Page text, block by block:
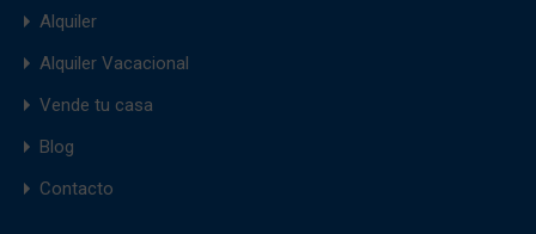
Alquiler
Alquiler Vacacional
Vende tu casa
Blog
Contacto